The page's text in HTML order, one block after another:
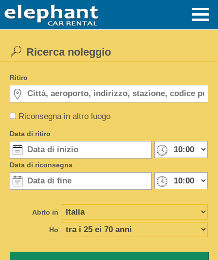
Riconsegna in altro luogo
Ricerca noleggio
Ritiro
Data di ritiro
Data di riconsegna
Abito in
Ho